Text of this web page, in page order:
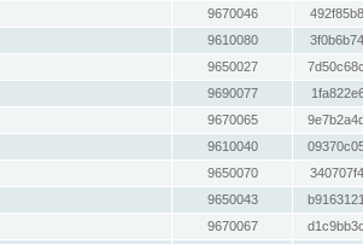
9670046
9610080
9650027
9690077
9670065
9610040
9650070
9650043
9670067